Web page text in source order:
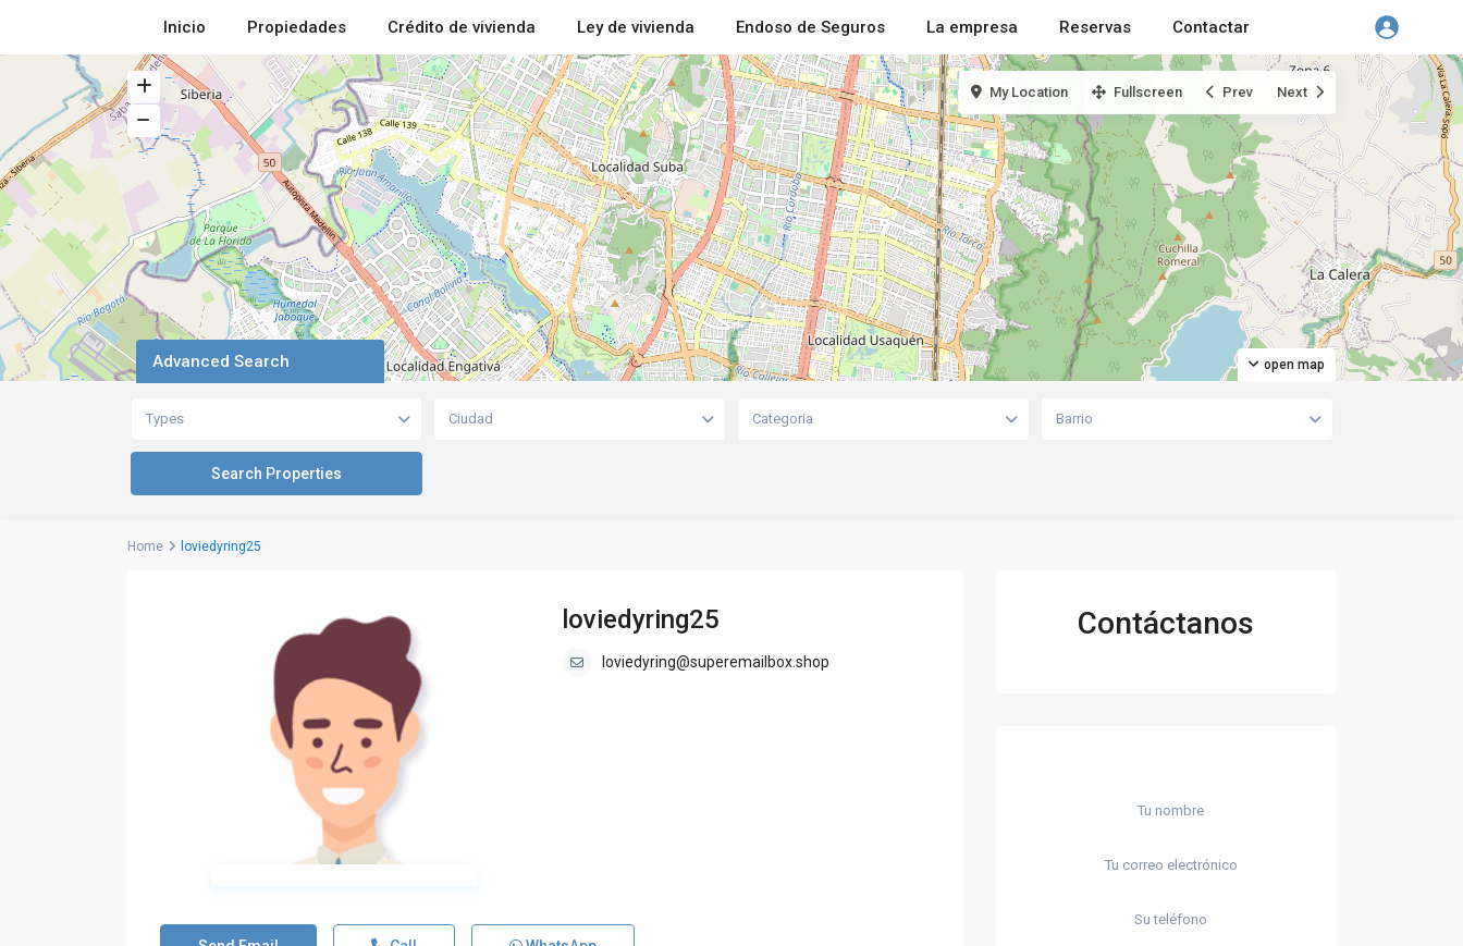
Inicio Propiedades Crédito de vivienda Ley de vivienda Endoso de Seguros La empresa Reservas Contactar
open map
My Location Fullscreen Prev Next
Advanced Search
Types Ciudad Categoria Barrio
Home loviedyring25
loviedyring25
loviedyring@superemailbox.shop
Contáctanos